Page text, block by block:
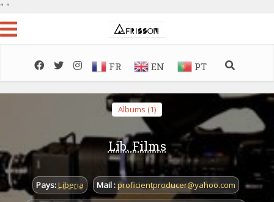
" "
FR EN PT
Albums (1)
Lib. Films
Pays:Liberia Mail :proficientproducer@yahoo.com